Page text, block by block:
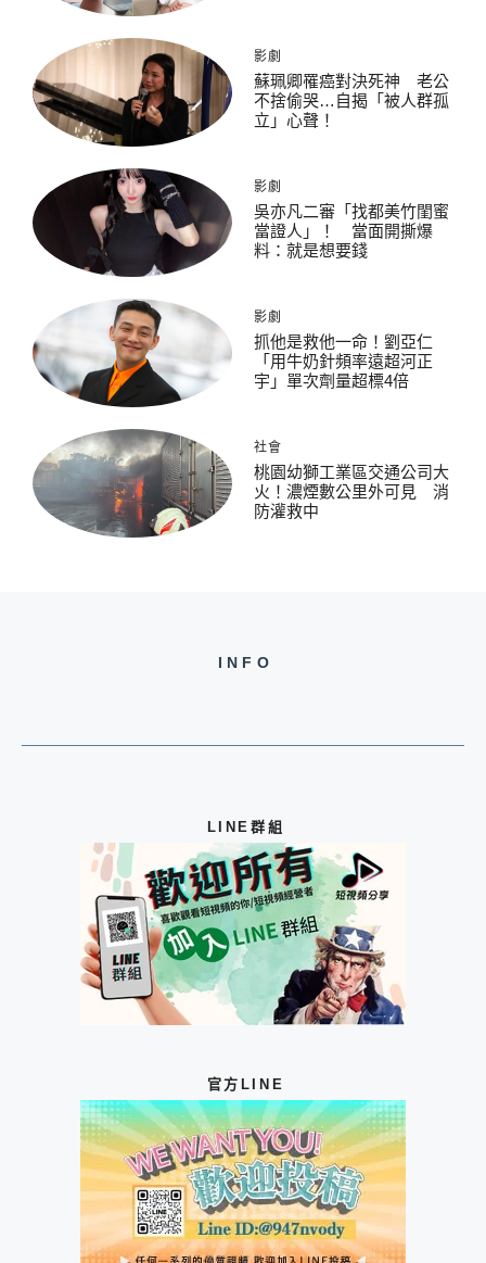
影劇
蘇珮卿罹癌對決死神 老公
不捨偷哭…自揭「被人群孤
立」心聲！
影劇
吳亦凡二審「找都美竹閨蜜
當證人」！ 當面開撕爆
料：就是想要錢
影劇
抓他是救他一命！劉亞仁
「用牛奶針頻率遠超河正
宇」單次劑量超標4倍
社會
桃園幼獅工業區交通公司大
火！濃煙數公里外可見 消
防灌救中
INFO
LINE群組
官方LINE